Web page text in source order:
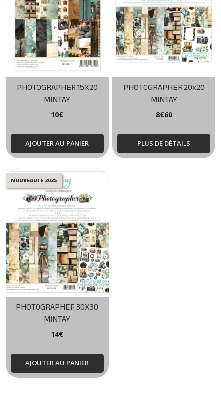
PHOTOGRAPHER 15X20
MINTAY
10€
AJOUTER AU PANIER
PHOTOGRAPHER 20x20
MINTAY
8€60
PLUS DE DÉTAILS
NOUVEAUTE 2025
PHOTOGRAPHER 30X30
MINTAY
14€
AJOUTER AU PANIER